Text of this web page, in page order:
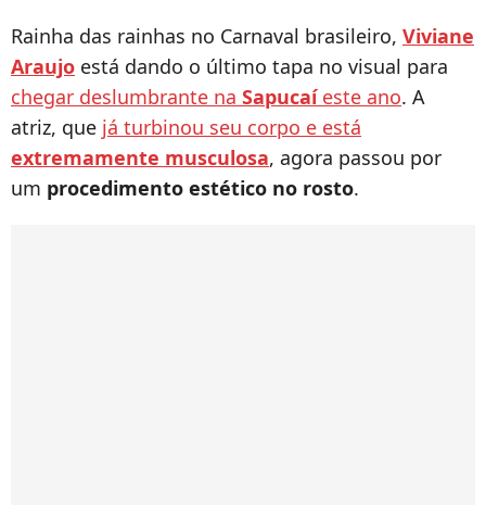
Rainha das rainhas no Carnaval brasileiro, Viviane
Araujo está dando o último tapa no visual para
chegar deslumbrante na Sapucaíeste ano. A
atriz, que já turbinou seu corpo e está
extremamente musculosa, agora passou por
um procedimento estético no rosto.